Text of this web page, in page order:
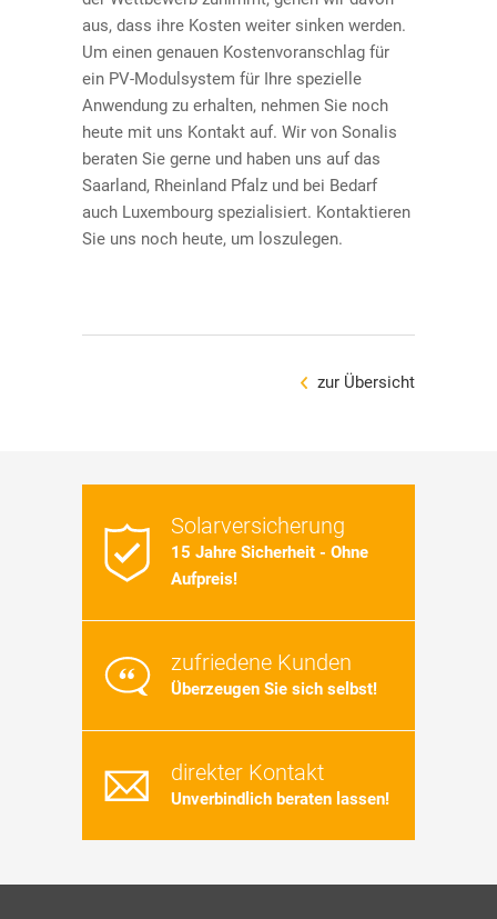
aus, dass ihre Kosten weiter sinken werden.
Um einen genauen Kostenvoranschlag für
ein PV-Modulsystem für Ihre spezielle
Anwendung zu erhalten, nehmen Sie noch
heute mit uns Kontakt auf. Wir von Sonalis
beraten Sie gerne und haben uns auf das
Saarland, Rheinland Pfalz und bei Bedarf
auch Luxembourg spezialisiert. Kontaktieren
Sie uns noch heute, um loszulegen.
zur Übersicht
Solarversicherung
15 Jahre Sicherheit - Ohne
Aufpreis!
zufriedene Kunden
Überzeugen Sie sich selbst!
direkter Kontakt
Unverbindlich beraten lassen!